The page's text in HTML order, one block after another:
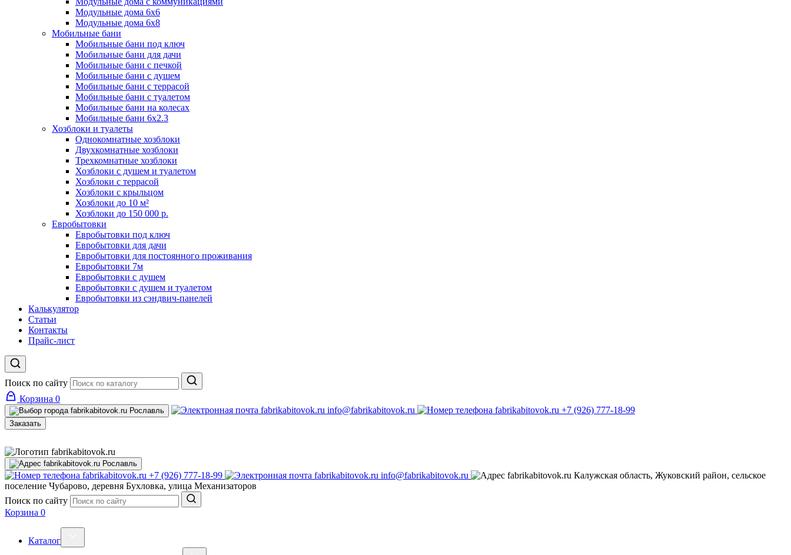
Модульные дома 6x6
Модульные дома 6x8
Мобильные бани
Мобильные бани под ключ
Мобильные бани для дачи
Мобильные бани с печкой
Мобильные бани с душем
Мобильные бани с террасой
Мобильные бани с туалетом
Мобильные бани на колесах
Мобильные бани 6х2.3
Хозблоки и туалеты
Однокомнатные хозблоки
Двухкомнатные хозблоки
Трехкомнатные хозблоки
Хозблоки с душем и туалетом
Хозблоки с террасой
Хозблоки с крыльцом
Хозблоки до 10 м²
Хозблоки до 150 000 р.
Евробытовки
Евробытовки под ключ
Евробытовки для дачи
Евробытовки для постоянного проживания
Евробытовки 7м
Евробытовки с душем
Евробытовки с душем и туалетом
Евробытовки из сэндвич-панелей
Калькулятор
Статьи
Контакты
Прайс-лист
Поиск по сайту
Корзина 0
Рославль info@fabrikabitovok.ru +7 (926) 777-18-99
Заказать
Рославль
+7 (926) 777-18-99 info@fabrikabitovok.ru
Калужская область, Жуковский район, сельское
поселение Чубарово, деревня Бухловка, улица Механизаторов
Поиск по сайту
Корзина 0
Каталог